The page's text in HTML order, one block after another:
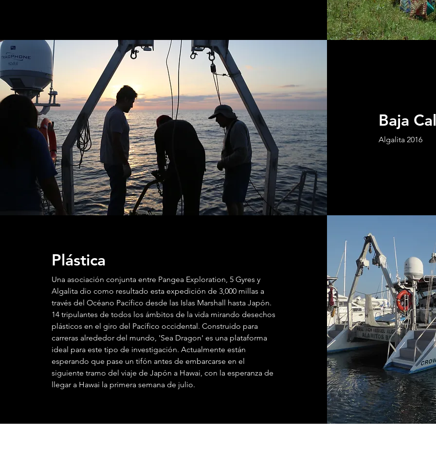
Baja
Algalita 2016
Plástica
Una asociación conjunta entre Pangea Exploration, 5 Gyres y
Algalita dio como resultado esta expedición de 3,000 millas a
través del Océano Pacífico desde las Islas Marshall hasta Japón.
14 tripulantes de todos los ámbitos de la vida mirando desechos
plásticos en el giro del Pacífico occidental. Construido para
carreras alrededor del mundo, 'Sea Dragon' es una plataforma
ideal para este tipo de investigación. Actualmente están
esperando que pase un tifón antes de embarcarse en el
siguiente tramo del viaje de Japón a Hawai, con la esperanza de
llegar a Hawai la primera semana de julio.